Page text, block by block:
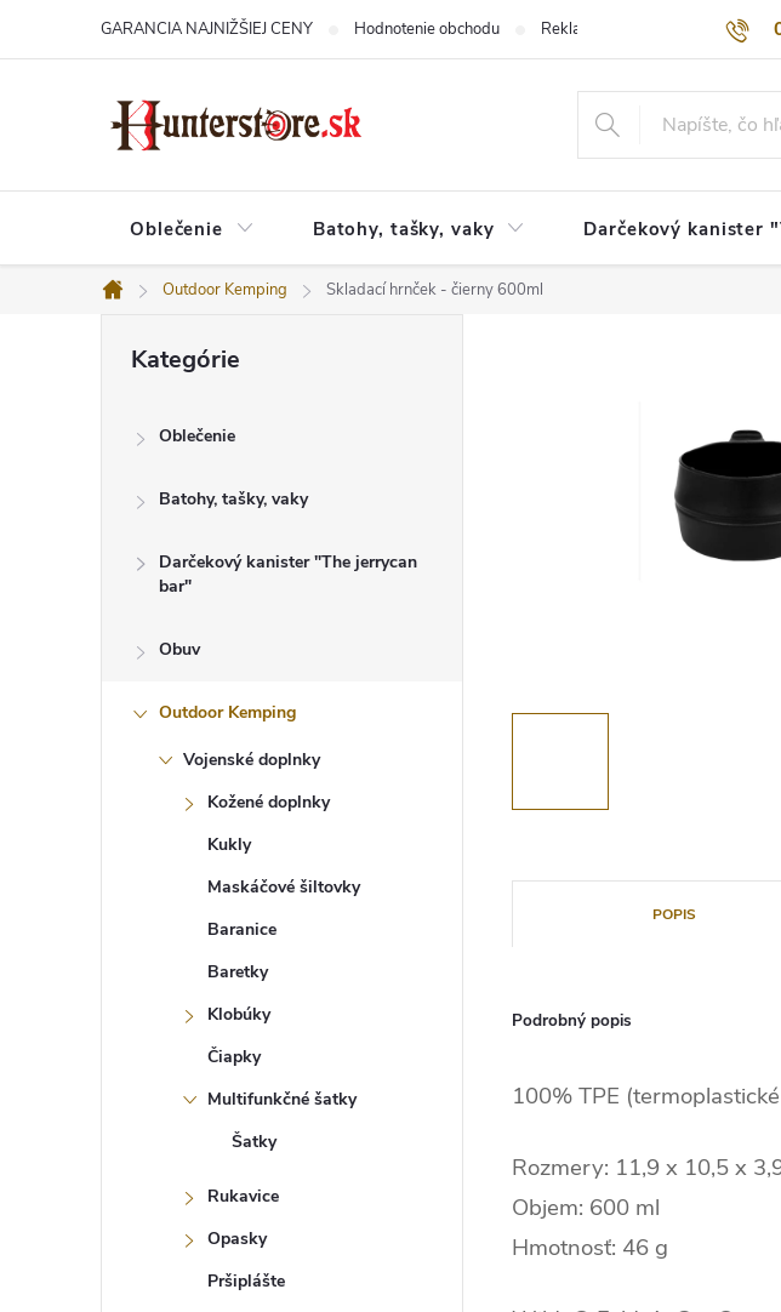
GARANCIA NAJNIŽŠIEJ CENY Hodnotenie obchodu Reklamačný poriadok
Oblečenie Batohy, tašky, vaky Darčekový kanister
Domov
Outdoor Kemping Skladací hrnček - čierny 600ml
kategórie
Kategórie
Oblečenie
Batohy, tašky, vaky
Darčekový kanister "The jerrycan
bar"
Obuv
Outdoor Kemping
Vojenské doplnky
Kožené doplnky
Kukly
Maskáčové šiltovky
Baranice
Baretky
Klobúky
Čiapky
Multifunkčné šatky
Šatky
Rukavice
Opasky
Pršiplášte
POPIS
Podrobný popis
100% TPE
Rozmery: 11,9 x 10,5 x
Objem: 600 ml
Hmotnosť: 46 g